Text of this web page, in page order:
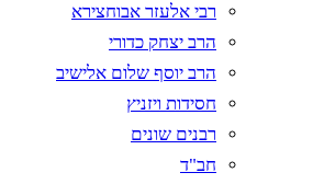
רבי אלעזר אבוחצירא
הרב יצחק כדורי
הרב יוסף שלום אלישיב
חסידות ויזניץ
רבנים שונים
חב"ד